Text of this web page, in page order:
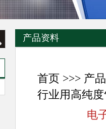
产品资料
首页 >>> 产
行业用高纯
电